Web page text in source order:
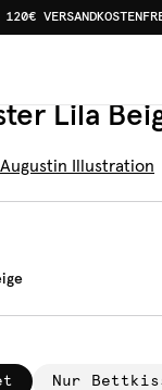
120€ Bettwäsche
Lila
Illustration
Nur